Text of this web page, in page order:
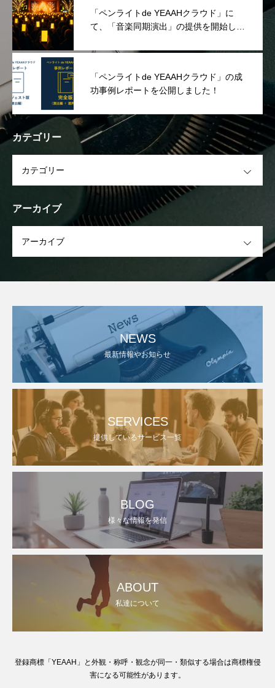
「ペンライトde YEAAHクラウド」に
て、「音楽同期演出」の提供を開始しま
「ペンライトde YEAAHクラウド」の成
功事例レポートを公開しました！
カテゴリー
アーカイブ
NEWS
最新情報やお知らせ
SERVICES
提供しているサービス一覧
BLOG
様々な情報を発信
ABOUT
私達について
登録商標「YEAAH」と外観・称呼・観念が同一・類似する場合は商標権侵
害になる可能性があります。